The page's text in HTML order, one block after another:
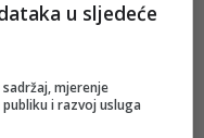
u sljedeće
mjerenje
i razvoj usluga